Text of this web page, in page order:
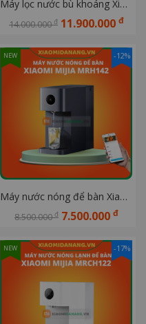
Máy lọc nước bù khoáng Xiaomi Mijia RICH 1200G MR1263-D
14.000.000đ 11.900.000 đ
Máy nước nóng để bàn Xiaomi Mijia MRH142 Kiêm lọc nước
8.500.000đ 7.500.000 đ
-12%
NEW
-17%
NEW